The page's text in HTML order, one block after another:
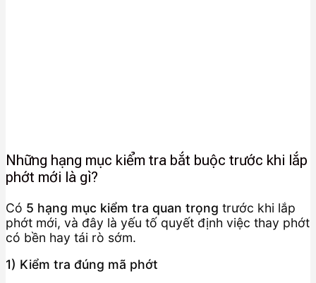
Những hạng mục kiểm tra bắt buộc trước khi lắp
phớt mới là gì?
Có 5 hạng mục kiểm tra quan trọng trước khi lắp
phớt mới, và đây là yếu tố quyết định việc thay phớt
có bền hay tái rò sớm.
1) Kiểm tra đúng mã phớt